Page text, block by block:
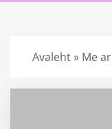
Avaleht » Me